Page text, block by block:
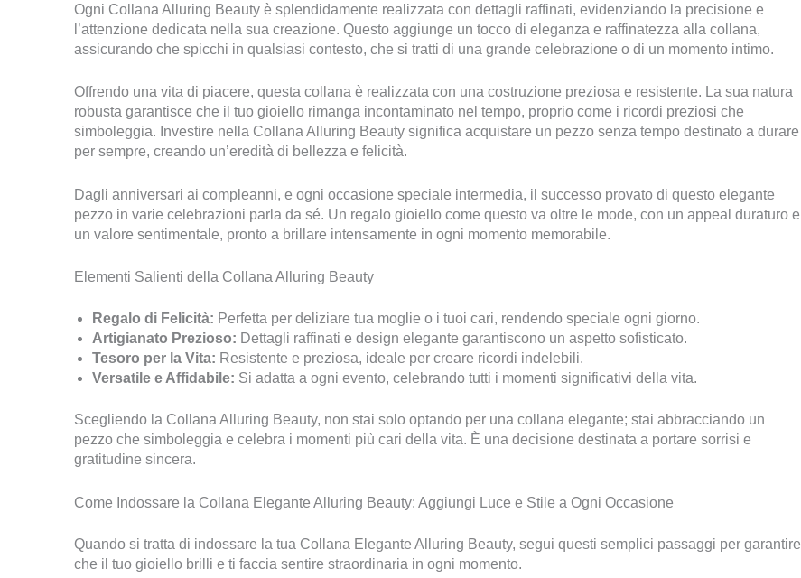
Ogni Collana Alluring Beauty è splendidamente realizzata con dettagli raffinati, evidenziando la precisione e
l’attenzione dedicata nella sua creazione. Questo aggiunge un tocco di eleganza e raffinatezza alla collana,
assicurando che spicchi in qualsiasi contesto, che si tratti di una grande celebrazione o di un momento intimo.
Offrendo una vita di piacere, questa collana è realizzata con una costruzione preziosa e resistente. La sua natura
robusta garantisce che il tuo gioiello rimanga incontaminato nel tempo, proprio come i ricordi preziosi che
simboleggia. Investire nella Collana Alluring Beauty significa acquistare un pezzo senza tempo destinato a durare
per sempre, creando un’eredità di bellezza e felicità.
Dagli anniversari ai compleanni, e ogni occasione speciale intermedia, il successo provato di questo elegante
pezzo in varie celebrazioni parla da sé. Un regalo gioiello come questo va oltre le mode, con un appeal duraturo e
un valore sentimentale, pronto a brillare intensamente in ogni momento memorabile.
Elementi Salienti della Collana Alluring Beauty
Regalo di Felicità: Perfetta per deliziare tua moglie o i tuoi cari, rendendo speciale ogni giorno.
Artigianato Prezioso: Dettagli raffinati e design elegante garantiscono un aspetto sofisticato.
Tesoro per la Vita: Resistente e preziosa, ideale per creare ricordi indelebili.
Versatile e Affidabile: Si adatta a ogni evento, celebrando tutti i momenti significativi della vita.
Scegliendo la Collana Alluring Beauty, non stai solo optando per una collana elegante; stai abbracciando un
pezzo che simboleggia e celebra i momenti più cari della vita. È una decisione destinata a portare sorrisi e
gratitudine sincera.
Come Indossare la Collana Elegante Alluring Beauty: Aggiungi Luce e Stile a Ogni Occasione
Quando si tratta di indossare la tua Collana Elegante Alluring Beauty, segui questi semplici passaggi per garantire
che il tuo gioiello brilli e ti faccia sentire straordinaria in ogni momento.